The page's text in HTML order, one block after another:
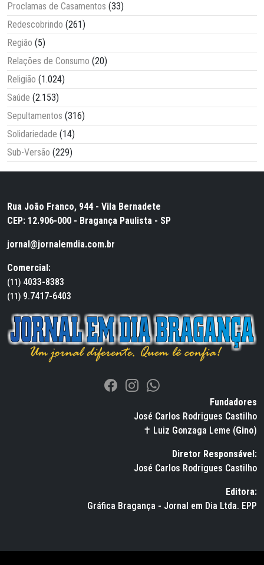
Proclamas de Casamentos (33)
Redescobrindo (261)
Região (5)
Relações de Consumo (20)
Religião (1.024)
Saúde (2.153)
Sepultamentos (316)
Solidariedade (14)
Sub-Versão (229)
Rua João Franco, 944 - Vila Bernadete
CEP: 12.906-000 - Bragança Paulista - SP
jornal@jornalemdia.com.br
Comercial:
(11) 4033-8383
(11) 9.7417-6403
Fundadores
José Carlos Rodrigues Castilho
✝ Luiz Gonzaga Leme (Gino)
Diretor Responsável:
José Carlos Rodrigues Castilho
Editora:
Gráfica Bragança - Jornal em Dia Ltda. EPP